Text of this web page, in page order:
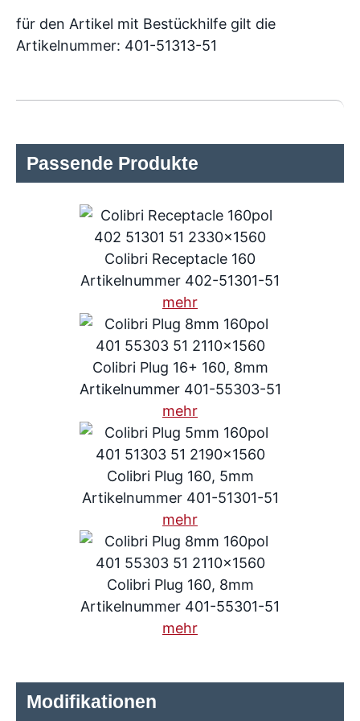
für den Artikel mit Bestückhilfe gilt die
Artikelnummer: 401-51313-51
Passende Produkte
Colibri Receptacle 160
Artikelnummer 402-51301-51
mehr
Colibri Plug 16+ 160, 8mm
Artikelnummer 401-55303-51
mehr
Colibri Plug 160, 5mm
Artikelnummer 401-51301-51
mehr
Colibri Plug 160, 8mm
Artikelnummer 401-55301-51
mehr
Modifikationen